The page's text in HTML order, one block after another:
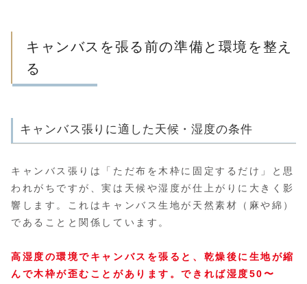
キャンバスを張る前の準備と環境を整え
る
キャンバス張りに適した天候・湿度の条件
キャンバス張りは「ただ布を木枠に固定するだけ」と思
われがちですが、実は天候や湿度が仕上がりに大きく影
響します。これはキャンバス生地が天然素材（麻や綿）
であることと関係しています。
高湿度の環境でキャンバスを張ると、乾燥後に生地が縮
んで木枠が歪むことがあります。できれば湿度50〜